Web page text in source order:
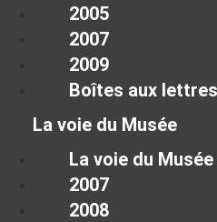
2005
2007
2009
Boîtes aux lettres
La voie du Musée
La voie du Musée
2007
2008